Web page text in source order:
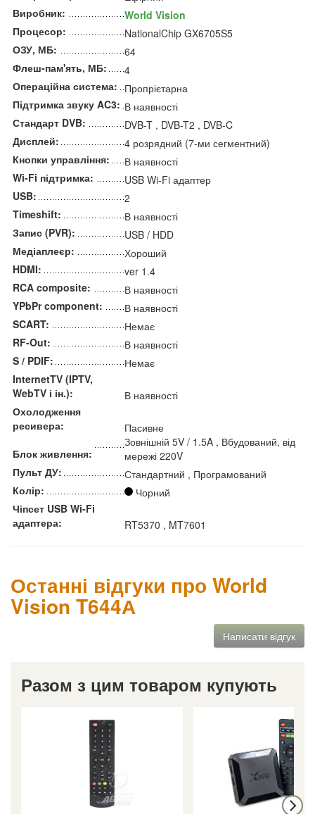
Виробник:
World Vision
Процесор:
NationalChip GX6705S5
ОЗУ, МБ:
64
Флеш-пам'ять, МБ:
4
Операційна система: Пропрієтарна
Підтримка звуку AC3: В наявності
Стандарт DVB:
DVB-T , DVB-T2 , DVB-C
Дисплей:
4 розрядний (7-ми сегментний)
Кнопки управління:
В наявності
Wi-Fi підтримка:
USB Wi-Fi адаптер
USB:
2
Timeshift:
В наявності
Запис (PVR):
USB / HDD
Медіаплеєр:
Хороший
HDMI:
ver 1.4
RCA composite:
В наявності
YPbPr component:
В наявності
SCART:
Немає
RF-Out:
В наявності
S / PDIF:
Немає
InternetTV (IPTV,
WebTV і ін.):
В наявності
Охолодження
ресивера:
Пасивне
Блок живлення:
Зовнішній 5V / 1.5A , Вбудований, від
мережі 220V
Пульт ДУ:
Стандартний , Програмований
Колір:
Чорний
Чіпсет USB Wi-Fi
адаптера:
RT5370 , MT7601
Останні відгуки про World
Vision T644А
Написати відгук
Разом з цим товаром купують